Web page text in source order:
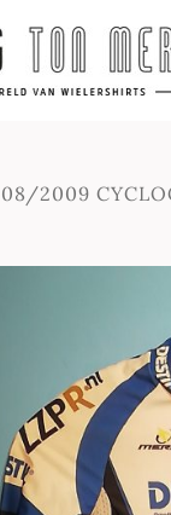
2009